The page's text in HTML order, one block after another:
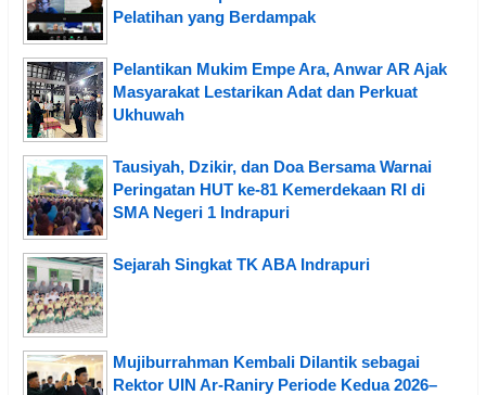
Pelatihan yang Berdampak
Pelantikan Mukim Empe Ara, Anwar AR Ajak
Masyarakat Lestarikan Adat dan Perkuat
Ukhuwah
Tausiyah, Dzikir, dan Doa Bersama Warnai
Peringatan HUT ke-81 Kemerdekaan RI di
SMA Negeri 1 Indrapuri
Sejarah Singkat TK ABA Indrapuri
Mujiburrahman Kembali Dilantik sebagai
Rektor UIN Ar-Raniry Periode Kedua 2026–